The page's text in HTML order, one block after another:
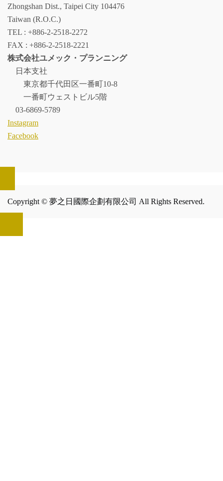
Zhongshan Dist., Taipei City 104476
Taiwan (R.O.C.)
TEL : +886-2-2518-2272
FAX : +886-2-2518-2221
株式会社ユメック・プランニング
日本支社
東京都千代田区一番町10-8
一番町ウェストビル5階
03-6869-5789
Instagram
Facebook
Copyright © 夢之日國際企劃有限公司 All Rights Reserved.